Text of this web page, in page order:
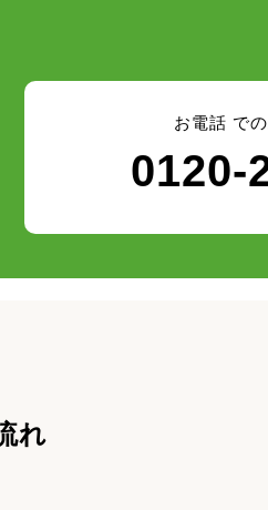
お電話 で
0120-
れ